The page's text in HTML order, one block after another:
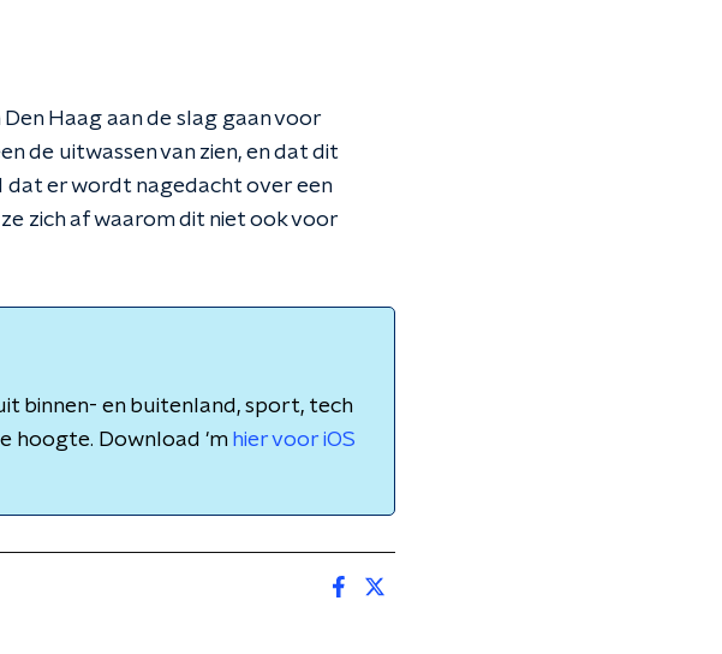
Haag aan de slag gaan voor
de uitwassen van zien, en dat dit
dat er wordt nagedacht over een
zich af waarom dit niet ook voor
binnen- en buitenland, sport, tech
hoogte. Download 'm hier voor iOS